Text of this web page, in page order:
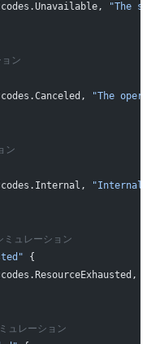
"The
ン
"The
ン
"Internal
ュレーション
{
レーション